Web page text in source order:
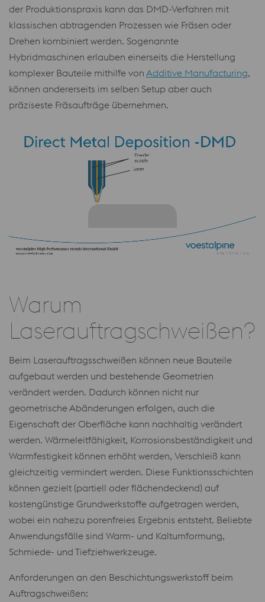
der Produktionspraxis kann das DMD-Verfahren mit
klassischen abtragenden Prozessen wie Fräsen oder
Drehen kombiniert werden. Sogenannte
Hybridmaschinen erlauben einerseits die Herstellung
komplexer Bauteile mithilfe von Additive Manufacturing,
können andererseits im selben Setup aber auch
präziseste Fräsaufträge übernehmen.
Warum
Laserauftragschweißen?
Beim Laserauftragsschweißen können neue Bauteile
aufgebaut werden und bestehende Geometrien
verändert werden. Dadurch können nicht nur
geometrische Abänderungen erfolgen, auch die
Eigenschaft der Oberfläche kann nachhaltig verändert
werden. Wärmeleitfähigkeit, Korrosionsbeständigkeit und
Warmfestigkeit können erhöht werden, Verschleiß kann
gleichzeitig vermindert werden. Diese Funktionsschichten
können gezielt (partiell oder flächendeckend) auf
kostengünstige Grundwerkstoffe aufgetragen werden,
wobei ein nahezu porenfreies Ergebnis entsteht. Beliebte
Anwendungsfälle sind Warm- und Kaltumformung,
Schmiede- und Tiefziehwerkzeuge.
Anforderungen an den Beschichtungswerkstoff beim
Auftragschweißen: